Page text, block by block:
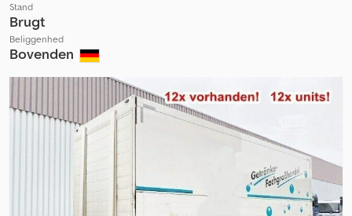
Stand
Brugt
Beliggenhed
Bovenden